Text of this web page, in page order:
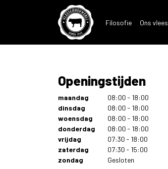
Filosofie Ons vlees
Openingstijden
maandag
08:00 - 18:00
dinsdag
08:00 - 18:00
woensdag
08:00 - 18:00
donderdag
08:00 - 18:00
vrijdag
07:30 - 18:00
zaterdag
07:30 - 15:00
zondag
Gesloten